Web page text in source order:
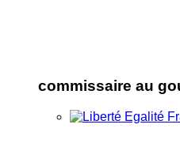
commissaire au